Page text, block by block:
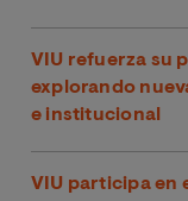
VIU refuerza su
explorando
e institucional
VIU participa en